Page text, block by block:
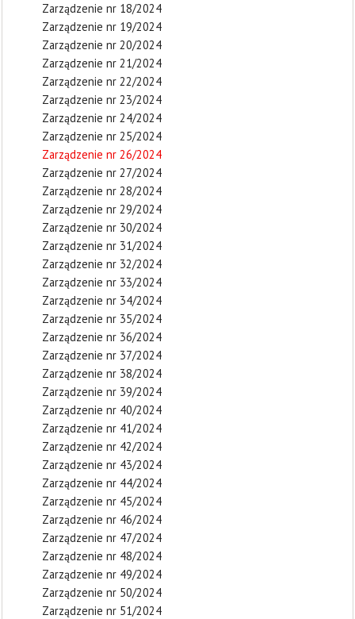
Zarządzenie nr 18/2024
Zarządzenie nr 19/2024
Zarządzenie nr 20/2024
Zarządzenie nr 21/2024
Zarządzenie nr 22/2024
Zarządzenie nr 23/2024
Zarządzenie nr 24/2024
Zarządzenie nr 25/2024
Zarządzenie nr 26/2024
Zarządzenie nr 27/2024
Zarządzenie nr 28/2024
Zarządzenie nr 29/2024
Zarządzenie nr 30/2024
Zarządzenie nr 31/2024
Zarządzenie nr 32/2024
Zarządzenie nr 33/2024
Zarządzenie nr 34/2024
Zarządzenie nr 35/2024
Zarządzenie nr 36/2024
Zarządzenie nr 37/2024
Zarządzenie nr 38/2024
Zarządzenie nr 39/2024
Zarządzenie nr 40/2024
Zarządzenie nr 41/2024
Zarządzenie nr 42/2024
Zarządzenie nr 43/2024
Zarządzenie nr 44/2024
Zarządzenie nr 45/2024
Zarządzenie nr 46/2024
Zarządzenie nr 47/2024
Zarządzenie nr 48/2024
Zarządzenie nr 49/2024
Zarządzenie nr 50/2024
Zarządzenie nr 51/2024